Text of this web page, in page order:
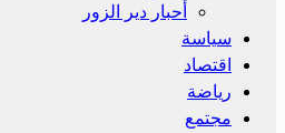
أحبار دير الزور
سياسة
اقتصاد
رياضة
مجتمع